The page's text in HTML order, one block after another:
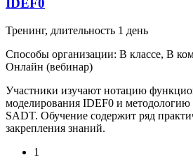
IDEF0
Тренинг, длительность 1 день
Способы организации: В классе, В
Онлайн (вебинар)
Участники изучают нотацию
моделирования IDEF0 и методологию
SADT. Обучение содержит ряд
закрепления знаний.
1